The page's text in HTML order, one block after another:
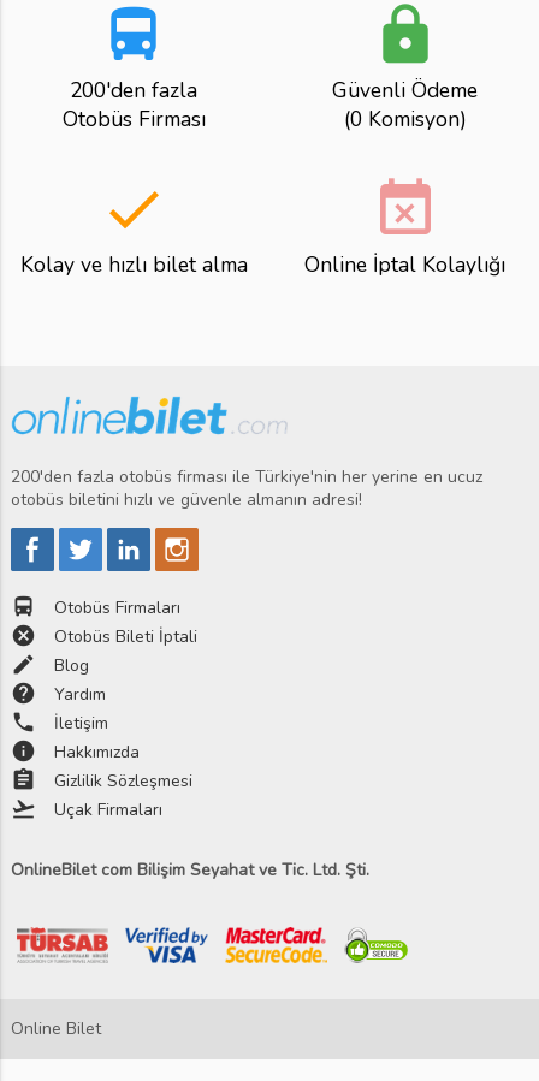
directions_bus
200'den fazla
Otobüs Firması
lock
Güvenli Ödeme
(0 Komisyon)
done
Kolay ve hızlı bilet alma
event_busy
Online İptal Kolaylığı
200'den fazla otobüs firması ile Türkiye'nin her yerine en ucuz
otobüs biletini hızlı ve güvenle almanın adresi!
directions_bus Otobüs Firmaları
cancel Otobüs Bileti İptali
edit Blog
help Yardım
phone İletişim
info Hakkımızda
assignment Gizlilik Sözleşmesi
flight_takeoff Uçak Firmaları
OnlineBilet com Bilişim Seyahat ve Tic. Ltd. Şti.
Online Bilet